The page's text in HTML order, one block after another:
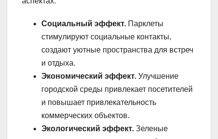
Социальный эффект. Парклеты
стимулируют социальные контакты,
создают уютные пространства для встреч
и отдыха.
Экономический эффект. Улучшение
городской среды привлекает посетителей
и повышает привлекательность
коммерческих объектов.
Экологический эффект. Зеленые